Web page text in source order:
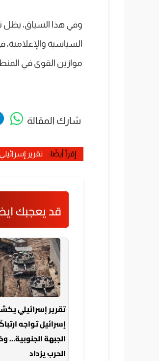
وفي هذا السياق،
السياسية
موازين القوى في
شارك المقالة
إقرأ أيضًا: تقرير
قد يعجبك
تقرير إسرائيلي
إسرائيل تواجه
الجبهة الجنوبية…
الحرب يزداد